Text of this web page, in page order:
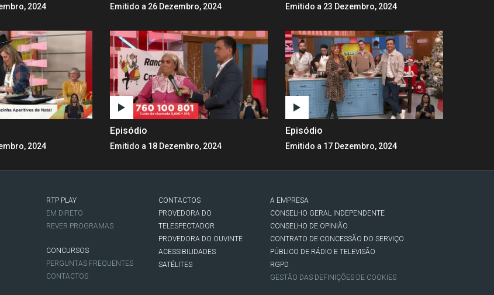
2024 Emitido a 26 Dezembro, 2024 Emitido a 23 Dezembro, 2024
2024
Episódio
Emitido a 18 Dezembro, 2024
Episódio
Emitido a 17 Dezembro, 2024
RTP PLAY
EM DIRETO
REVER PROGRAMAS
CONCURSOS
PERGUNTAS FREQUENTES
CONTACTOS
CONTACTOS
PROVEDORA DO
TELESPECTADOR
PROVEDORA DO OUVINTE
ACESSIBILIDADES
SATÉLITES
A EMPRESA
CONSELHO GERAL INDEPENDENTE
CONSELHO DE OPINIÃO
CONTRATO DE CONCESSÃO DO SERVIÇO
PÚBLICO DE RÁDIO E TELEVISÃO
RGPD
GESTÃO DAS DEFINIÇÕES DE COOKIES